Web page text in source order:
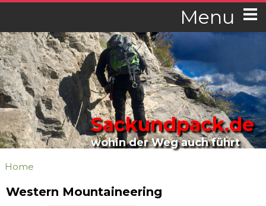
Menu
Sackundpack.de
wohin der Weg auch führt
Home
Western Mountaineering